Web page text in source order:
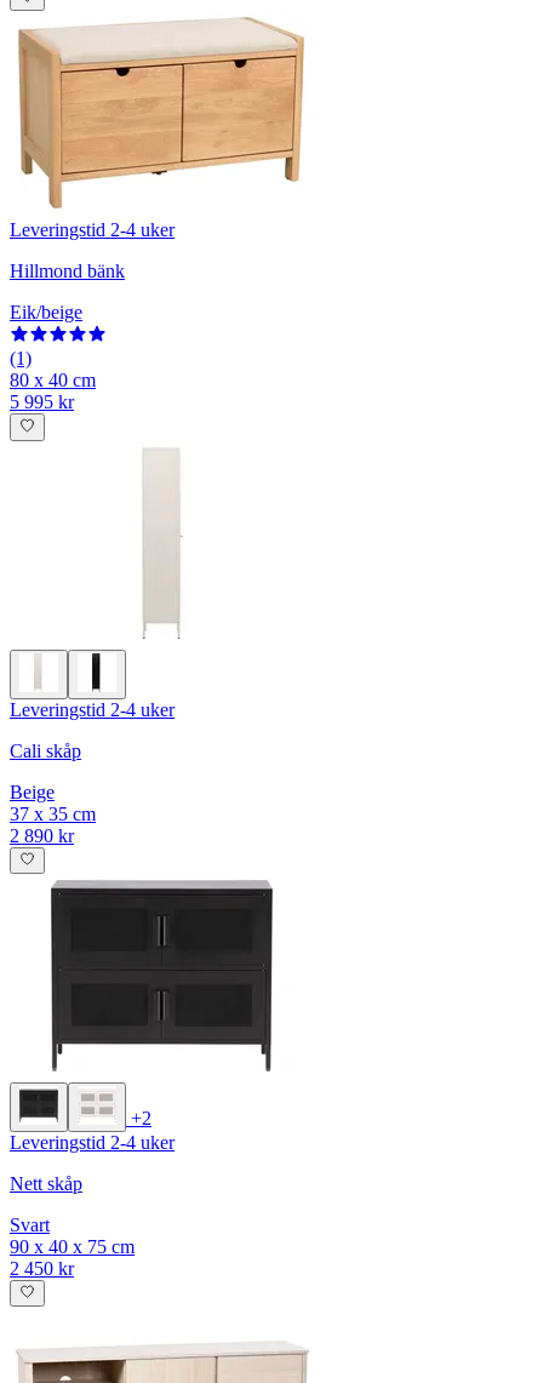
Leveringstid 2-4 uker
Hillmond bänk
Eik/beige
(1)
80 x 40 cm
5 995 kr
Leveringstid 2-4 uker
Cali skåp
Beige
37 x 35 cm
2 890 kr
+2
Leveringstid 2-4 uker
Nett skåp
Svart
90 x 40 x 75 cm
2 450 kr